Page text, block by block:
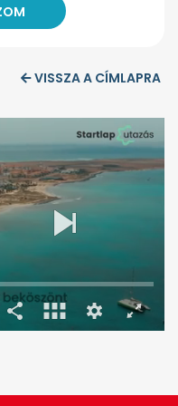
VISSZA A CÍMLAPRA